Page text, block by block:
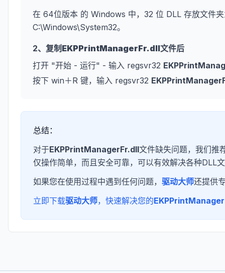
在 64位版本 的 Windows 中，32 位 DLL 存放文件
C:\Windows\System32。
2、复制 EKPPrintManagerFr.dll文件后
打开 "开始 - 运行" - 输入 regsvr32
按下 win＋R 键，输入 regsvr32
总结：
对于EKPPrintManagerFr.dll文件缺失问题，我们推
仅操作简单，而且安全可靠，可以有效解决各种DLL文
如果您在使用过程中遇到任何问题， 驱动大师还提供
立即下载驱动大师，快速解决您的